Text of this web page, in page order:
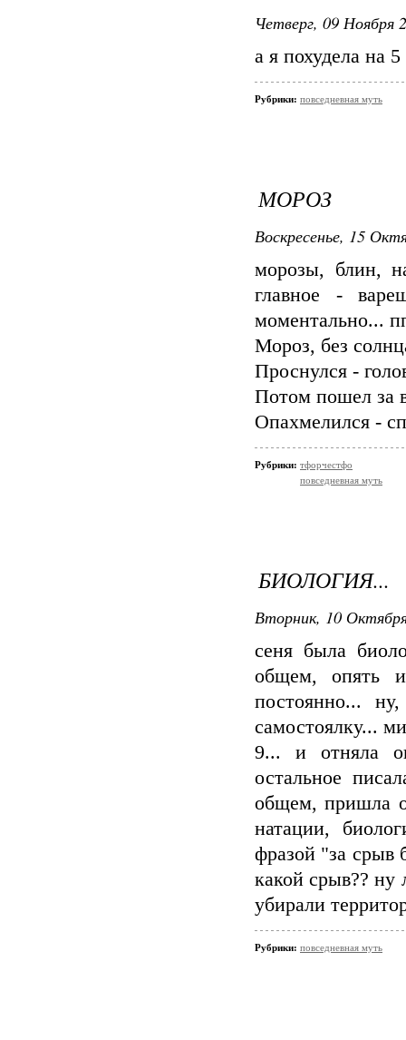
Четверг, 09 Ноября
а я похудела на
Рубрики: повседневная муть
МОРОЗ
Воскресенье, 15
морозы, блин,
главное -
моментально...
Мороз, без
Проснулся -
Потом пошел за
Опахмелился -
Рубрики: тфорчестфо
повседневная муть
БИОЛОГИЯ...
Вторник, 10
сеня была
общем, опять
постоянно...
самостоялку...
9... и отняла
остальное
общем, пришла
натации,
фразой "за срыв
какой срыв?? ну
убирали
Рубрики: повседневная муть